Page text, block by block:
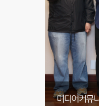
기부 내역
부동산법무
미디어커뮤
광운대학교